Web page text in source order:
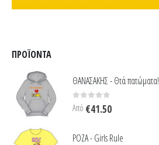
ΠΡΟΪΌΝΤΑ
ΘΑΝΑΣΑΚΗΣ - Θτά πατώματα!
0 out of 5
Από €41.50
ΡΟΖΑ - Girls Rule